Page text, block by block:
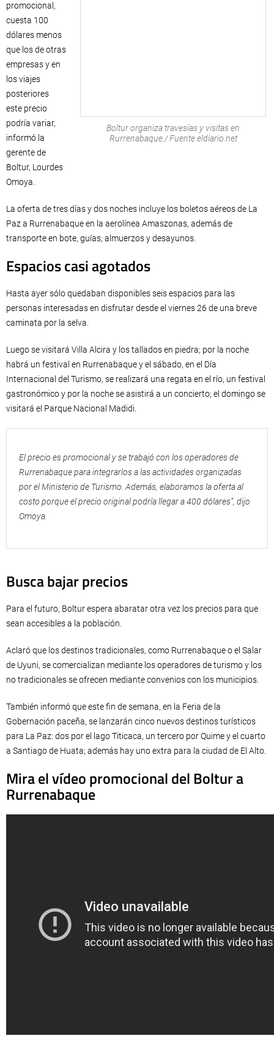
Boltur organiza travesías y visitas en
Rurrenabaque./ Fuente eldiario.net
promocional,
cuesta 100
dólares menos
que los de otras
empresas y en
los viajes
posteriores
este precio
podría variar,
informó la
gerente de
Boltur, Lourdes
Omoya.
La oferta de tres días y dos noches incluye los boletos aéreos de La
Paz a Rurrenabaque en la aerolínea Amaszonas, además de
transporte en bote, guías, almuerzos y desayunos.
Espacios casi agotados
Hasta ayer sólo quedaban disponibles seis espacios para las
personas interesadas en disfrutar desde el viernes 26 de una breve
caminata por la selva.
Luego se visitará Villa Alcira y los tallados en piedra; por la noche
habrá un festival en Rurrenabaque y el sábado, en el Día
Internacional del Turismo, se realizará una regata en el río, un festival
gastronómico y por la noche se asistirá a un concierto; el domingo se
visitará el Parque Nacional Madidi.
El precio es promocional y se trabajó con los operadores de
Rurrenabaque para integrarlos a las actividades organizadas
por el Ministerio de Turismo. Además, elaboramos la oferta al
costo porque el precio original podría llegar a 400 dólares”, dijo
Omoya.
Busca bajar precios
Para el futuro, Boltur espera abaratar otra vez los precios para que
sean accesibles a la población.
Aclaró que los destinos tradicionales, como Rurrenabaque o el Salar
de Uyuni, se comercializan mediante los operadores de turismo y los
no tradicionales se ofrecen mediante convenios con los municipios.
También informó que este fin de semana, en la Feria de la
Gobernación paceña, se lanzarán cinco nuevos destinos turísticos
para La Paz: dos por el lago Titicaca, un tercero por Quime y el cuarto
a Santiago de Huata; además hay uno extra para la ciudad de El Alto.
Mira el vídeo promocional del Boltur a
Rurrenabaque